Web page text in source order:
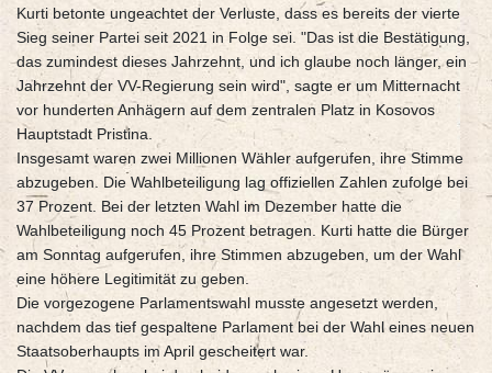
Kurti betonte ungeachtet der Verluste, dass es bereits der vierte
Sieg seiner Partei seit 2021 in Folge sei. "Das ist die Bestätigung,
das zumindest dieses Jahrzehnt, und ich glaube noch länger, ein
Jahrzehnt der VV-Regierung sein wird", sagte er um Mitternacht
vor hunderten Anhägern auf dem zentralen Platz in Kosovos
Hauptstadt Pristina.
Insgesamt waren zwei Millionen Wähler aufgerufen, ihre Stimme
abzugeben. Die Wahlbeteiligung lag offiziellen Zahlen zufolge bei
37 Prozent. Bei der letzten Wahl im Dezember hatte die
Wahlbeteiligung noch 45 Prozent betragen. Kurti hatte die Bürger
am Sonntag aufgerufen, ihre Stimmen abzugeben, um der Wahl
eine höhere Legitimität zu geben.
Die vorgezogene Parlamentswahl musste angesetzt werden,
nachdem das tief gespaltene Parlament bei der Wahl eines neuen
Staatsoberhaupts im April gescheitert war.